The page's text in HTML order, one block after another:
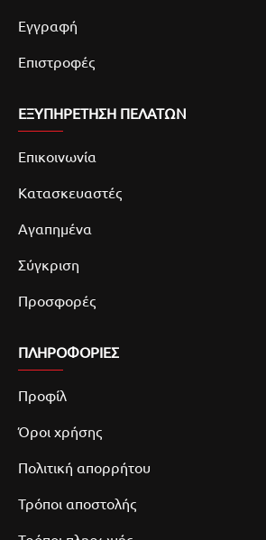
Εγγραφή
Επιστροφές
ΕΞΥΠΗΡΕΤΗΣΗ ΠΕΛΑΤΩΝ
Επικοινωνία
Κατασκευαστές
Αγαπημένα
Σύγκριση
Προσφορές
ΠΛΗΡΟΦΟΡΙΕΣ
Προφίλ
Όροι χρήσης
Πολιτική απορρήτου
Τρόποι αποστολής